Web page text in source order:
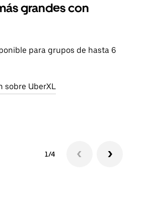
grandes con
para grupos de hasta 6
sobre UberXL
1/4